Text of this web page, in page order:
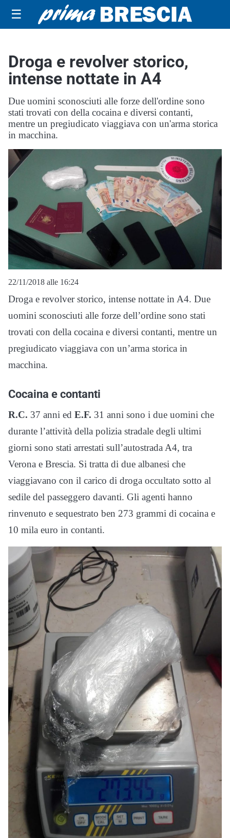
☰
Droga e revolver storico,
intense nottate in A4
Due uomini sconosciuti alle forze dell'ordine sono
stati trovati con della cocaina e diversi contanti,
mentre un pregiudicato viaggiava con un'arma storica
in macchina.
22/11/2018 alle 16:24
Droga e revolver storico, intense nottate in A4. Due
uomini sconosciuti alle forze dell’ordine sono stati
trovati con della cocaina e diversi contanti, mentre un
pregiudicato viaggiava con un’arma storica in
macchina.
Cocaina e contanti
R.C. 37 anni ed E.F. 31 anni sono i due uomini che
durante l’attività della polizia stradale degli ultimi
giorni sono stati arrestati sull’autostrada A4, tra
Verona e Brescia. Si tratta di due albanesi che
viaggiavano con il carico di droga occultato sotto al
sedile del passeggero davanti. Gli agenti hanno
rinvenuto e sequestrato ben 273 grammi di cocaina e
10 mila euro in contanti.